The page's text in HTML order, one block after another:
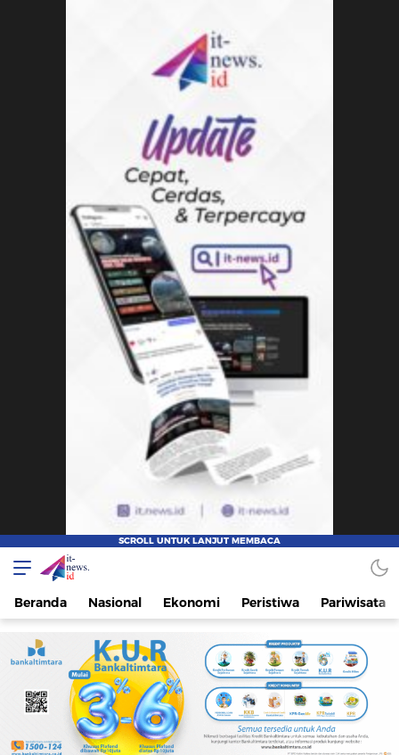
IT-NEWS
Update Cepat, Cerdas, dan Terpercaya
Beranda Nasional Ekonomi Peristiwa Pariwisata